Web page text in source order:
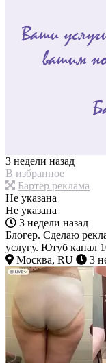
3 недели назад
В избранное
Бартер реклама
Не указана
Не указана
3 недели назад
Блогер. Сделаю
услугу. Ютуб канал
Москва, RU
3